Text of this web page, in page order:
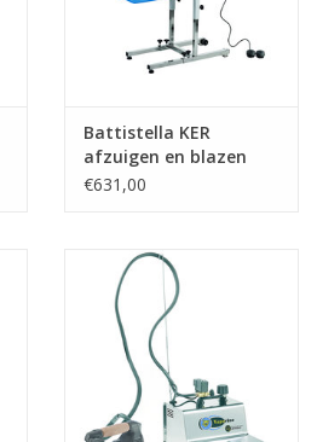
Battistella KER
afzuigen en blazen
€631,00